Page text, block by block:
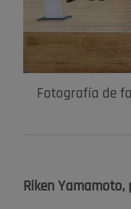
Fotografía de
Riken